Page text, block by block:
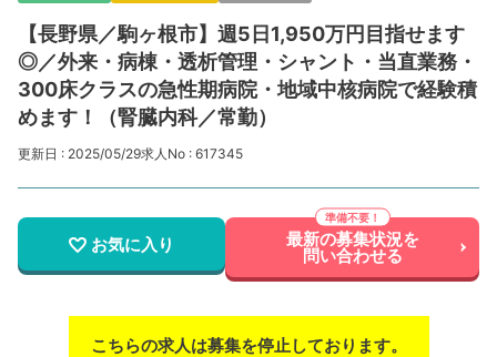
【長野県／駒ヶ根市】週5日1,950万円目指せます
◎／外来・病棟・透析管理・シャント・当直業務・
300床クラスの急性期病院・地域中核病院で経験積
めます！（腎臓内科／常勤）
更新日 : 2025/05/29求人No : 617345
お気に入り 最新の募集状況を
問い合わせる
こちらの求人は募集を停止しております。